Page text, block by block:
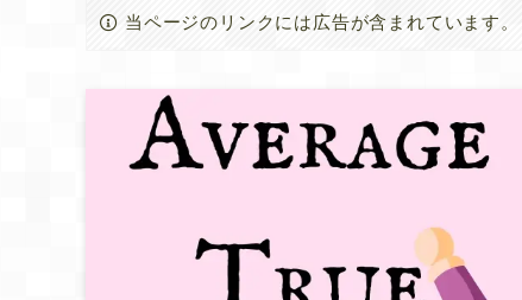
当ページのリンクには広告が含まれています。